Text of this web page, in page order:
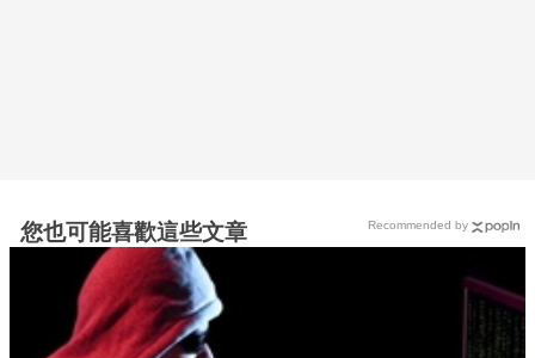
您也可能喜歡這些文章 Recommended by